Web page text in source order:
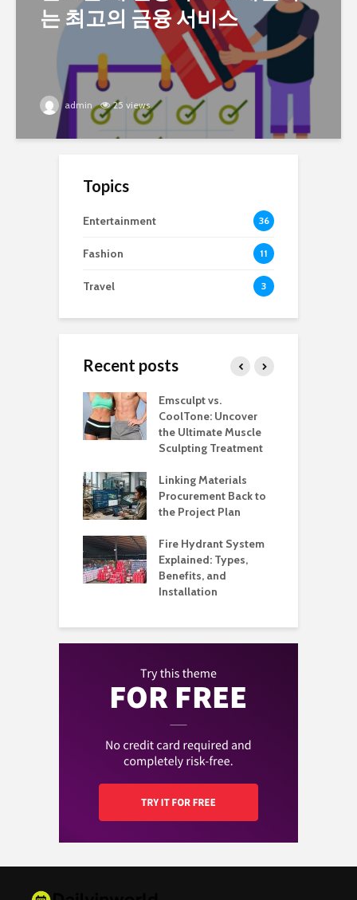
는 최고의 금융 서비스
admin 25 views
Topics
Entertainment 36
Fashion 11
Travel 3
Recent posts
Emsculpt vs.
CoolTone: Uncover
the Ultimate Muscle
Sculpting Treatment
Linking Materials
Procurement Back to
the Project Plan
Fire Hydrant System
Explained: Types,
Benefits, and
Installation